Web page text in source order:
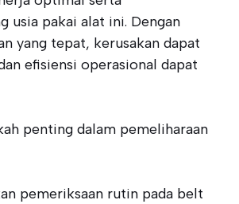
usia pakai alat ini. Dengan
yang tepat, kerusakan dapat
efisiensi operasional dapat
penting dalam pemeliharaan
pemeriksaan rutin pada belt